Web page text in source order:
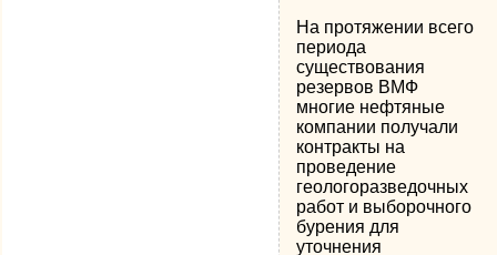
На протяжении всего
периода
существования
резервов ВМФ
многие нефтяные
компании получали
контракты на
проведение
геологоразведочных
работ и выборочного
бурения для
уточнения